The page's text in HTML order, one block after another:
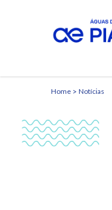
Home Notícias